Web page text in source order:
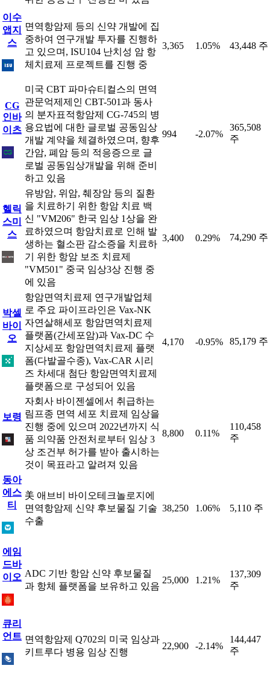
이수
앱지
스
면역항암제 등의 신약 개발에 집
중하여 연구개발 투자를 진행하
고 있으며, ISU104 난치성 암 항
체치료제 프로젝트를 진행 중
3,365 1.05% 43,448 주
CG
인바
이츠
미국 CBT 파마슈티컬스의 면역
관문억제제인 CBT-501과 동사
의 분자표적항암제 CG-745의 병
용요법에 대한 글로벌 공동임상
개발 계약을 체결하였으며, 향후
간암, 폐암 등의 적응증으로 글
로벌 공동임상개발을 위해 준비
하고 있음
994 -2.07%
365,508
주
헬릭
스미
스
유방암, 위암, 췌장암 등의 질환
을 치료하기 위한 항암 치료 백
신 "VM206" 한국 임상 1상을 완
료하였으며 항암치료로 인해 발
생하는 혈소판 감소증을 치료하
기 위한 항암 보조 치료제
"VM501" 중국 임상3상 진행 중
에 있음
3,400 0.29% 74,290 주
박셀
바이
오
항암면역치료제 연구개발업체
로 주요 파이프라인은 Vax-NK
자연살해세포 항암면역치료제
플랫폼(간세포암)과 Vax-DC 수
지상세포 항암면역치료제 플랫
폼(다발골수종), Vax-CAR 시리
즈 차세대 첨단 항암면역치료제
플랫폼으로 구성되어 있음
4,170 -0.95% 85,179 주
보령
자회사 바이젠셀에서 취급하는
림프종 면역 세포 치료제 임상을
진행 중에 있으며 2022년까지 식
품 의약품 안전처로부터 임상 3
상 조건부 허가를 받아 출시하는
것이 목표라고 알려져 있음
8,800 0.11%
110,458
주
동아
에스
티
美 애브비 바이오테크놀로지에
면역항암제 신약 후보물질 기술
수출
38,250 1.06% 5,110 주
에임
드바
이오 ADC 기반 항암 신약 후보물질
과 항체 플랫폼을 보유하고 있음
25,000 1.21%
137,309
주
큐리
언트 면역항암제 Q702의 미국 임상과
키트루다 병용 임상 진행
22,900 -2.14%
144,447
주